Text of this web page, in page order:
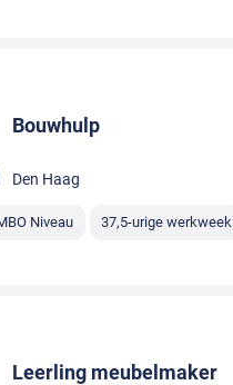
Bouwhulp
Den Haag
Niveau 37,5-urige werkweek
Leerling meubelmaker